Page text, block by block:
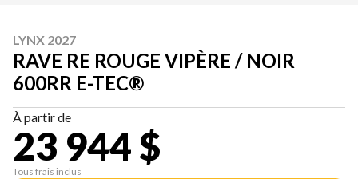
LYNX 2027
RAVE RE ROUGE VIPÈRE / NOIR
600RR E-TEC®
À partir de
23 944 $
Tous frais inclus